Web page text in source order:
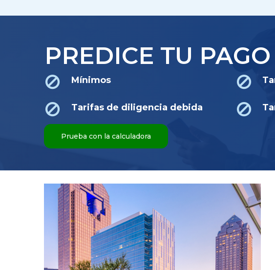
PREDICE TU PAGO
Mínimos
Tarifas de diligencia debida
Prueba con la calculadora